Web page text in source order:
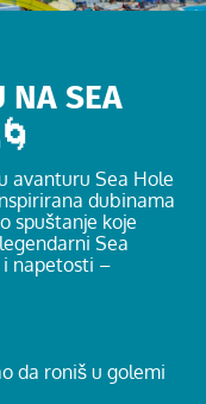
NA SEA
avanturu Sea Hole
dubinama
spuštanje koje
Sea
i napetosti –
da roniš u golemi